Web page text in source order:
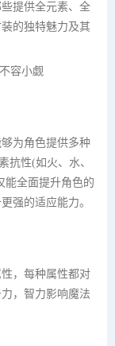
提供全元素、全
的独特魅力及其
为角色提供多种
抗性(如火、水、
能全面提升角色的
强的适应能力。
，每种属性都对
，智力影响魔法